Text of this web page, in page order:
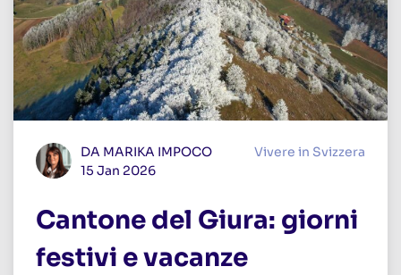
DA MARIKA IMPOCO
15 Jan 2026
Vivere in Svizzera
Cantone del Giura: giorni
festivi e vacanze